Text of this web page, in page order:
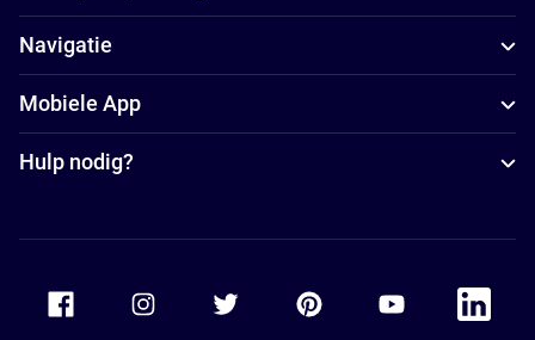
Navigatie
Mobiele App
Hulp nodig?
Accor Youtube
Accor